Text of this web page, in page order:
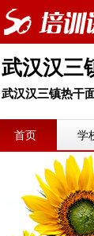
武汉汉三
武汉汉三镇热干
首页 学